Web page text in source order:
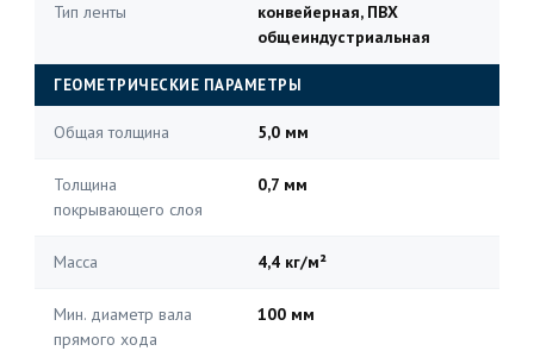
Тип ленты
конвейерная, ПВХ
общеиндустриальная
ГЕОМЕТРИЧЕСКИЕ ПАРАМЕТРЫ
Общая толщина 5,0 мм
Толщина
покрывающего слоя
0,7 мм
Масса 4,4 кг/м²
Мин. диаметр вала
прямого хода
100 мм